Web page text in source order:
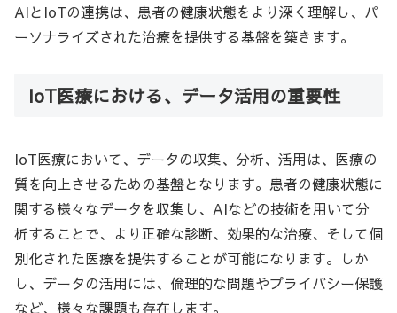
AIとIoTの連携は、患者の健康状態をより深く理解し、パ
ーソナライズされた治療を提供する基盤を築きます。
IoT医療における、データ活用の重要性
IoT医療において、データの収集、分析、活用は、医療の
質を向上させるための基盤となります。患者の健康状態に
関する様々なデータを収集し、AIなどの技術を用いて分
析することで、より正確な診断、効果的な治療、そして個
別化された医療を提供することが可能になります。しか
し、データの活用には、倫理的な問題やプライバシー保護
など、様々な課題も存在します。